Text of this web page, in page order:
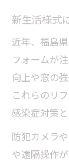
新生活様式
近年、福島
フォームが
向上や窓の
これらのリ
感染症対策と
防犯カメラ
や遠隔操作